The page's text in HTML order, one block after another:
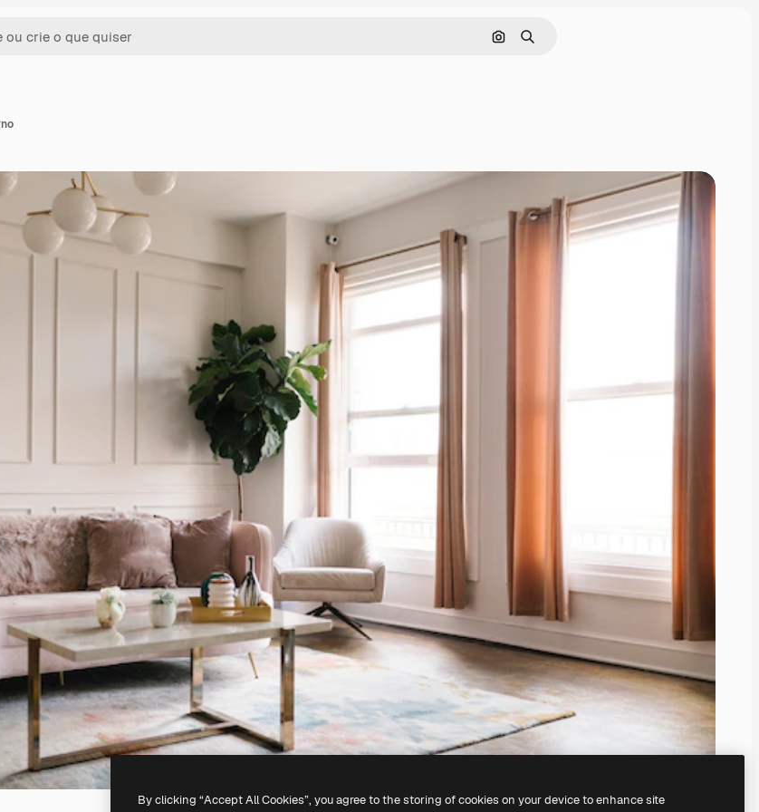
Pesquisar por imagem
Buscar
By clicking “Accept All Cookies”, you agree to the storing of cookies on your device to enhance site